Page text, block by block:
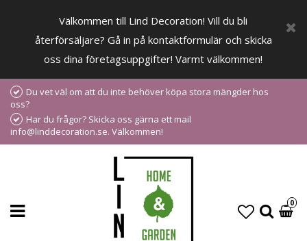
Välkommen till Lind Decoration! Vill du bli
återförsäljare? Gå in på kontaktformulär och skicka
oss dina företagsuppgifter! Varmt välkommen!
Du vet väl om att du inte behöver köpa stora mängder hos
oss?
Har du frågor? Skicka oss gärna ett mail
info@linddecoration.se. Välkommen!
0